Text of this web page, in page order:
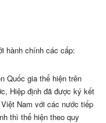
hành chính các cấp:
Quốc gia thể hiện trên
Hiệp định đã được ký kết
Nam với các nước tiếp
thì thể hiện theo quy